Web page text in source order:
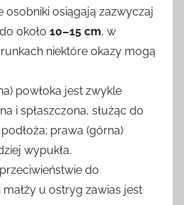
osobniki osiągają zazwyczaj
około 10–15 cm, w
niektóre okazy mogą
powłoka jest zwykle
i spłaszczona, służąc do
prawa (górna)
wypukła.
do
u ostryg zawias jest